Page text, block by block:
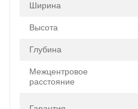
Ширина
Высота
Глубина
Межцентровое
расстояние